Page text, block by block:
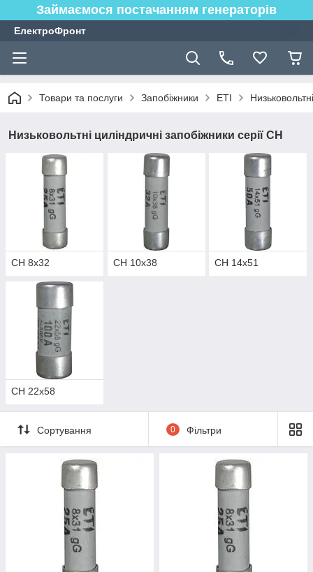
Займаємося постачанням генераторів
ЕлектроФронт
Товари та послуги Запобіжники ETI
Низьковольтні циліндричні запобіжники серії CH
CH 8х32 CH 10х38 CH 14х51
CH 22х58
Сортування 0 Фільтри